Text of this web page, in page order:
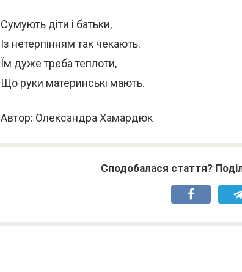
Сумують діти і батьки,
Із нетерпінням так чекають.
Їм дуже треба теплоти,
Що руки материнські мають.
Автор: Олександра Хамардюк
Сподобалася стаття?